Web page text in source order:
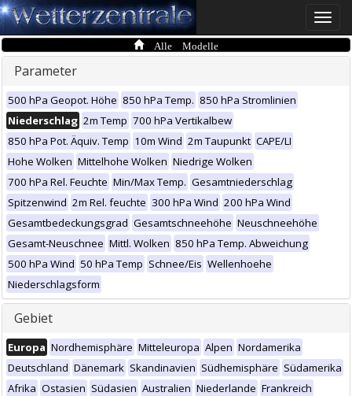
Toggle
Alle Modelle
Parameter
500 hPa Geopot. Höhe 850 hPa Temp. 850 hPa Stromlinien
Niederschlag 2m Temp 700 hPa Vertikalbew
850 hPa Pot. Äquiv. Temp 10m Wind 2m Taupunkt CAPE/LI
Hohe Wolken Mittelhohe Wolken Niedrige Wolken
700 hPa Rel. Feuchte Min/Max Temp. Gesamtniederschlag
Spitzenwind 2m Rel. feuchte 300 hPa Wind 200 hPa Wind
Gesamtbedeckungsgrad Gesamtschneehöhe Neuschneehöhe
Gesamt-Neuschnee Mittl. Wolken 850 hPa Temp. Abweichung
500 hPa Wind 50 hPa Temp Schnee/Eis Wellenhoehe
Niederschlagsform
Gebiet
Europa Nordhemisphäre Mitteleuropa Alpen Nordamerika
Deutschland Dänemark Skandinavien Südhemisphäre Südamerika
Afrika Ostasien Südasien Australien Niederlande Frankreich